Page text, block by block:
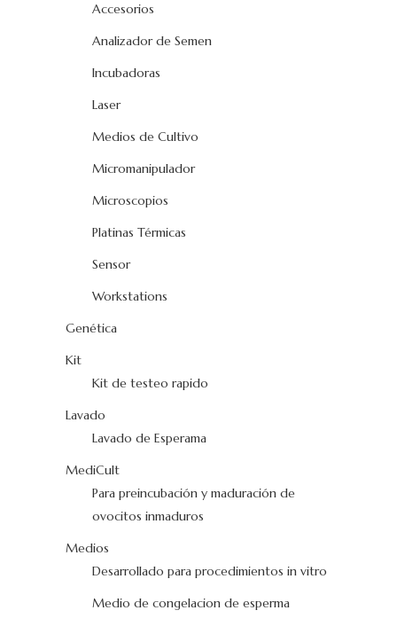
Accesorios
Analizador de Semen
Incubadoras
Laser
Medios de Cultivo
Micromanipulador
Microscopios
Platinas Térmicas
Sensor
Workstations
Genética
Kit
Kit de testeo rapido
Lavado
Lavado de Esperama
MediCult
Para preincubación y maduración de
ovocitos inmaduros
Medios
Desarrollado para procedimientos in vitro
Medio de congelacion de esperma